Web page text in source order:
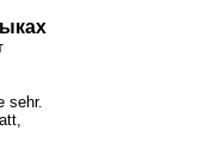
sehr.